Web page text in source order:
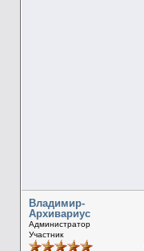
Владимир-
Архивариус
Администратор
Участник